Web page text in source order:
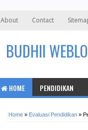
About Contact
BUDHII
HOME PENDIDIKAN
Home » Evaluasi Pendidikan »